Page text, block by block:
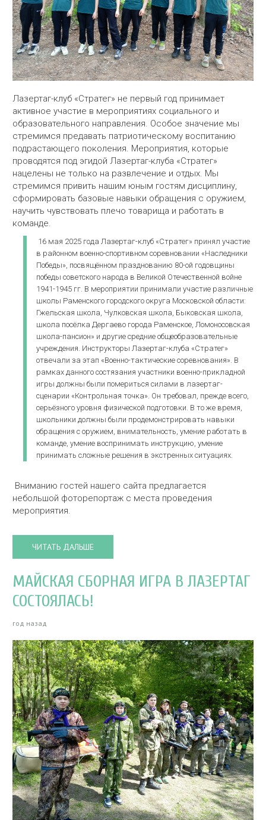
Лазертаг-клуб «Стратег» не первый год принимает
активное участие в мероприятиях социального и
образовательного направления. Особое значение мы
стремимся предавать патриотическому воспитанию
подрастающего поколения. Мероприятия, которые
проводятся под эгидой Лазертаг-клуба «Стратег»
нацелены не только на развлечение и отдых. Мы
стремимся привить нашим юным гостям дисциплину,
сформировать базовые навыки обращения с оружием,
научить чувствовать плечо товарища и работать в
команде.
16 мая 2025 года Лазертаг-клуб «Стратег» принял участие
в районном военно-спортивном соревновании «Наследники
Победы», посвящённом празднованию 80-ой годовщины
победы советского народа в Великой Отечественной войне
1941-1945 гг. В мероприятии принимали участие различные
школы Раменского городского округа Московской области:
Гжельская школа, Чулковская школа, Быковская школа,
школа посёлка Дергаево города Раменское, Ломоносовская
школа-пансион» и другие средние общеобразовательные
учреждения. Инструкторы Лазертаг-клуба «Стратег»
отвечали за этап «Военно-тактические соревнования». В
рамках данного состязания участники военно-прикладной
игры должны были помериться силами в лазертаг-
сценарии «Контрольная точка». Он требовал, прежде всего,
серьёзного уровня физической подготовки. В то же время,
школьники должны были продемонстрировать навыки
обращения с оружием, внимательность, умение работать в
команде, умение воспринимать инструкцию, умение
принимать сложные решения в экстренных ситуациях.
Вниманию гостей нашего сайта предлагается
небольшой фоторепортаж с места проведения
мероприятия.
ЧИТАТЬ ДАЛЬШЕ
МАЙСКАЯ СБОРНАЯ ИГРА В ЛАЗЕРТАГ
СОСТОЯЛАСЬ!
год назад